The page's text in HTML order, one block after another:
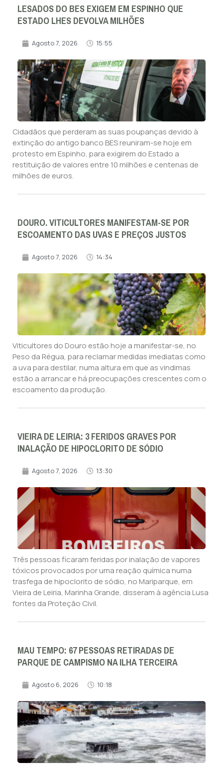
LESADOS DO BES EXIGEM EM ESPINHO QUE
ESTADO LHES DEVOLVA MILHÕES
Agosto 7, 2026 15:55
Cidadãos que perderam as suas poupanças devido à
extinção do antigo banco BES reuniram-se hoje em
protesto em Espinho, para exigirem do Estado a
restituição de valores entre 10 milhões e centenas de
milhões de euros.
DOURO. VITICULTORES MANIFESTAM-SE POR
ESCOAMENTO DAS UVAS E PREÇOS JUSTOS
Agosto 7, 2026 14:34
Viticultores do Douro estão hoje a manifestar-se, no
Peso da Régua, para reclamar medidas imediatas como
a uva para destilar, numa altura em que as vindimas
estão a arrancar e há preocupações crescentes com o
escoamento da produção.
VIEIRA DE LEIRIA: 3 FERIDOS GRAVES POR
INALAÇÃO DE HIPOCLORITO DE SÓDIO
Agosto 7, 2026 13:30
Três pessoas ficaram feridas por inalação de vapores
tóxicos provocados por uma reação química numa
trasfega de hipoclorito de sódio, no Mariparque, em
Vieira de Leiria, Marinha Grande, disseram à agência Lusa
fontes da Proteção Civil.
MAU TEMPO: 67 PESSOAS RETIRADAS DE
PARQUE DE CAMPISMO NA ILHA TERCEIRA
Agosto 6, 2026 10:18